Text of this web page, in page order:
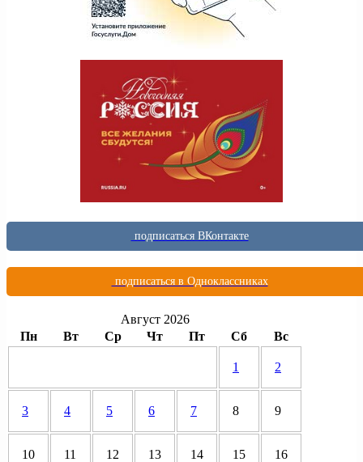
подписаться ВКонтакте
подписаться в Одноклассниках
Август 2026
Пн
Вт Ср Чт Пт Сб Вс
1 2
3 4 5 6 7 8 9
10 11 12 13 14 15 16